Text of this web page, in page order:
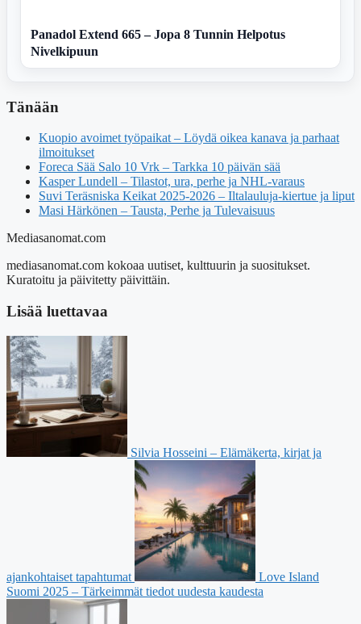
Panadol Extend 665 – Jopa 8 Tunnin Helpotus
Nivelkipuun
Tänään
Kuopio avoimet työpaikat – Löydä oikea kanava ja parhaat
ilmoitukset
Foreca Sää Salo 10 Vrk – Tarkka 10 päivän sää
Kasper Lundell – Tilastot, ura, perhe ja NHL-varaus
Suvi Teräsniska Keikat 2025-2026 – Iltalauluja-kiertue ja liput
Masi Härkönen – Tausta, Perhe ja Tulevaisuus
Mediasanomat.com
mediasanomat.com kokoaa uutiset, kulttuurin ja suositukset.
Kuratoitu ja päivitetty päivittäin.
Lisää luettavaa
Silvia Hosseini – Elämäkerta, kirjat ja
ajankohtaiset tapahtumat
Love Island
Suomi 2025 – Tärkeimmät tiedot uudesta kaudesta